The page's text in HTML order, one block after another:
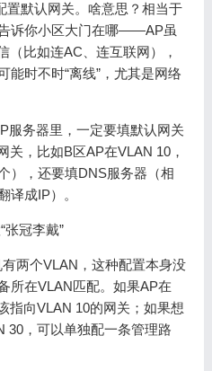
置默认网关。啥意思？相当于
诉你小区大门在哪——AP虽
（比如连AC、连互联网），
能时不时“离线”，尤其是网络
服务器里，一定要填默认网关
关，比如B区AP在VLAN 10，
），还要填DNS服务器（相
译成IP）。
张冠李戴”
两个VLAN，这种配置本身没
所在VLAN匹配。如果AP在
指向VLAN 10的网关；如果想
30，可以单独配一条管理路